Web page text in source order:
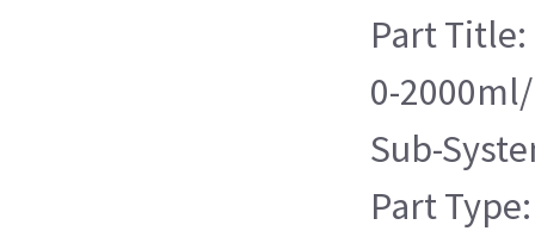
Part
0-
Sub-
Part